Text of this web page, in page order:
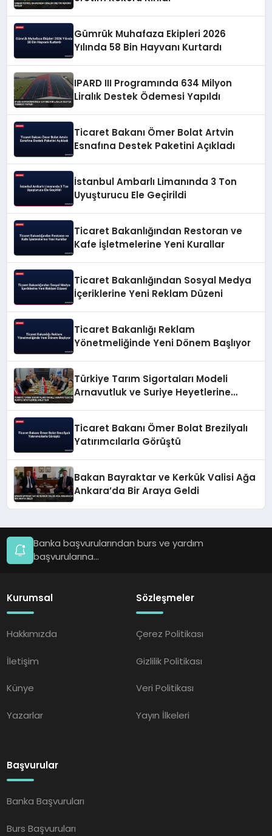
Gümrük Muhafaza Ekipleri 2026
Yılında 58 Bin Hayvanı Kurtardı
IPARD III Programında 634 Milyon
Liralık Destek Ödemesi Yapıldı
Ticaret Bakanı Ömer Bolat Artvin
Esnafına Destek Paketini Açıkladı
İstanbul Ambarlı Limanında 3 Ton
Uyuşturucu Ele Geçirildi
Ticaret Bakanlığından Restoran ve
Kafe İşletmelerine Yeni Kurallar
Ticaret Bakanlığından Sosyal Medya
İçeriklerine Yeni Reklam Düzeni
Ticaret Bakanlığı Reklam
Yönetmeliğinde Yeni Dönem Başlıyor
Türkiye Tarım Sigortaları Modeli
Arnavutluk ve Suriye Heyetlerine
Ticaret Bakanı Ömer Bolat Brezilyalı
Yatırımcılarla Görüştü
Bakan Bayraktar ve Kerkük Valisi Ağa
Ankara’da Bir Araya Geldi
Banka başvurularından burs ve yardım
başvurularına...
Kurumsal
Hakkımızda
İletişim
Künye
Yazarlar
Sözleşmeler
Çerez Politikası
Gizlilik Politikası
Veri Politikası
Yayın İlkeleri
Başvurular
Banka Başvuruları
Burs Başvuruları